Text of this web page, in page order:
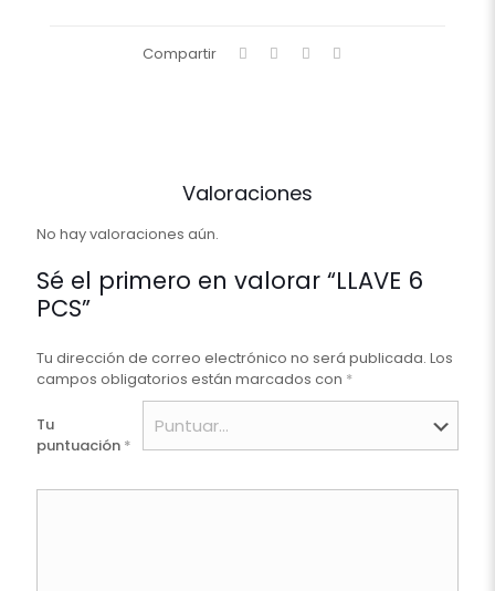
Compartir
Valoraciones
No hay valoraciones aún.
Sé el primero en valorar “LLAVE 6
PCS”
Tu dirección de correo electrónico no será publicada. Los
campos obligatorios están marcados con *
Tu
puntuación *